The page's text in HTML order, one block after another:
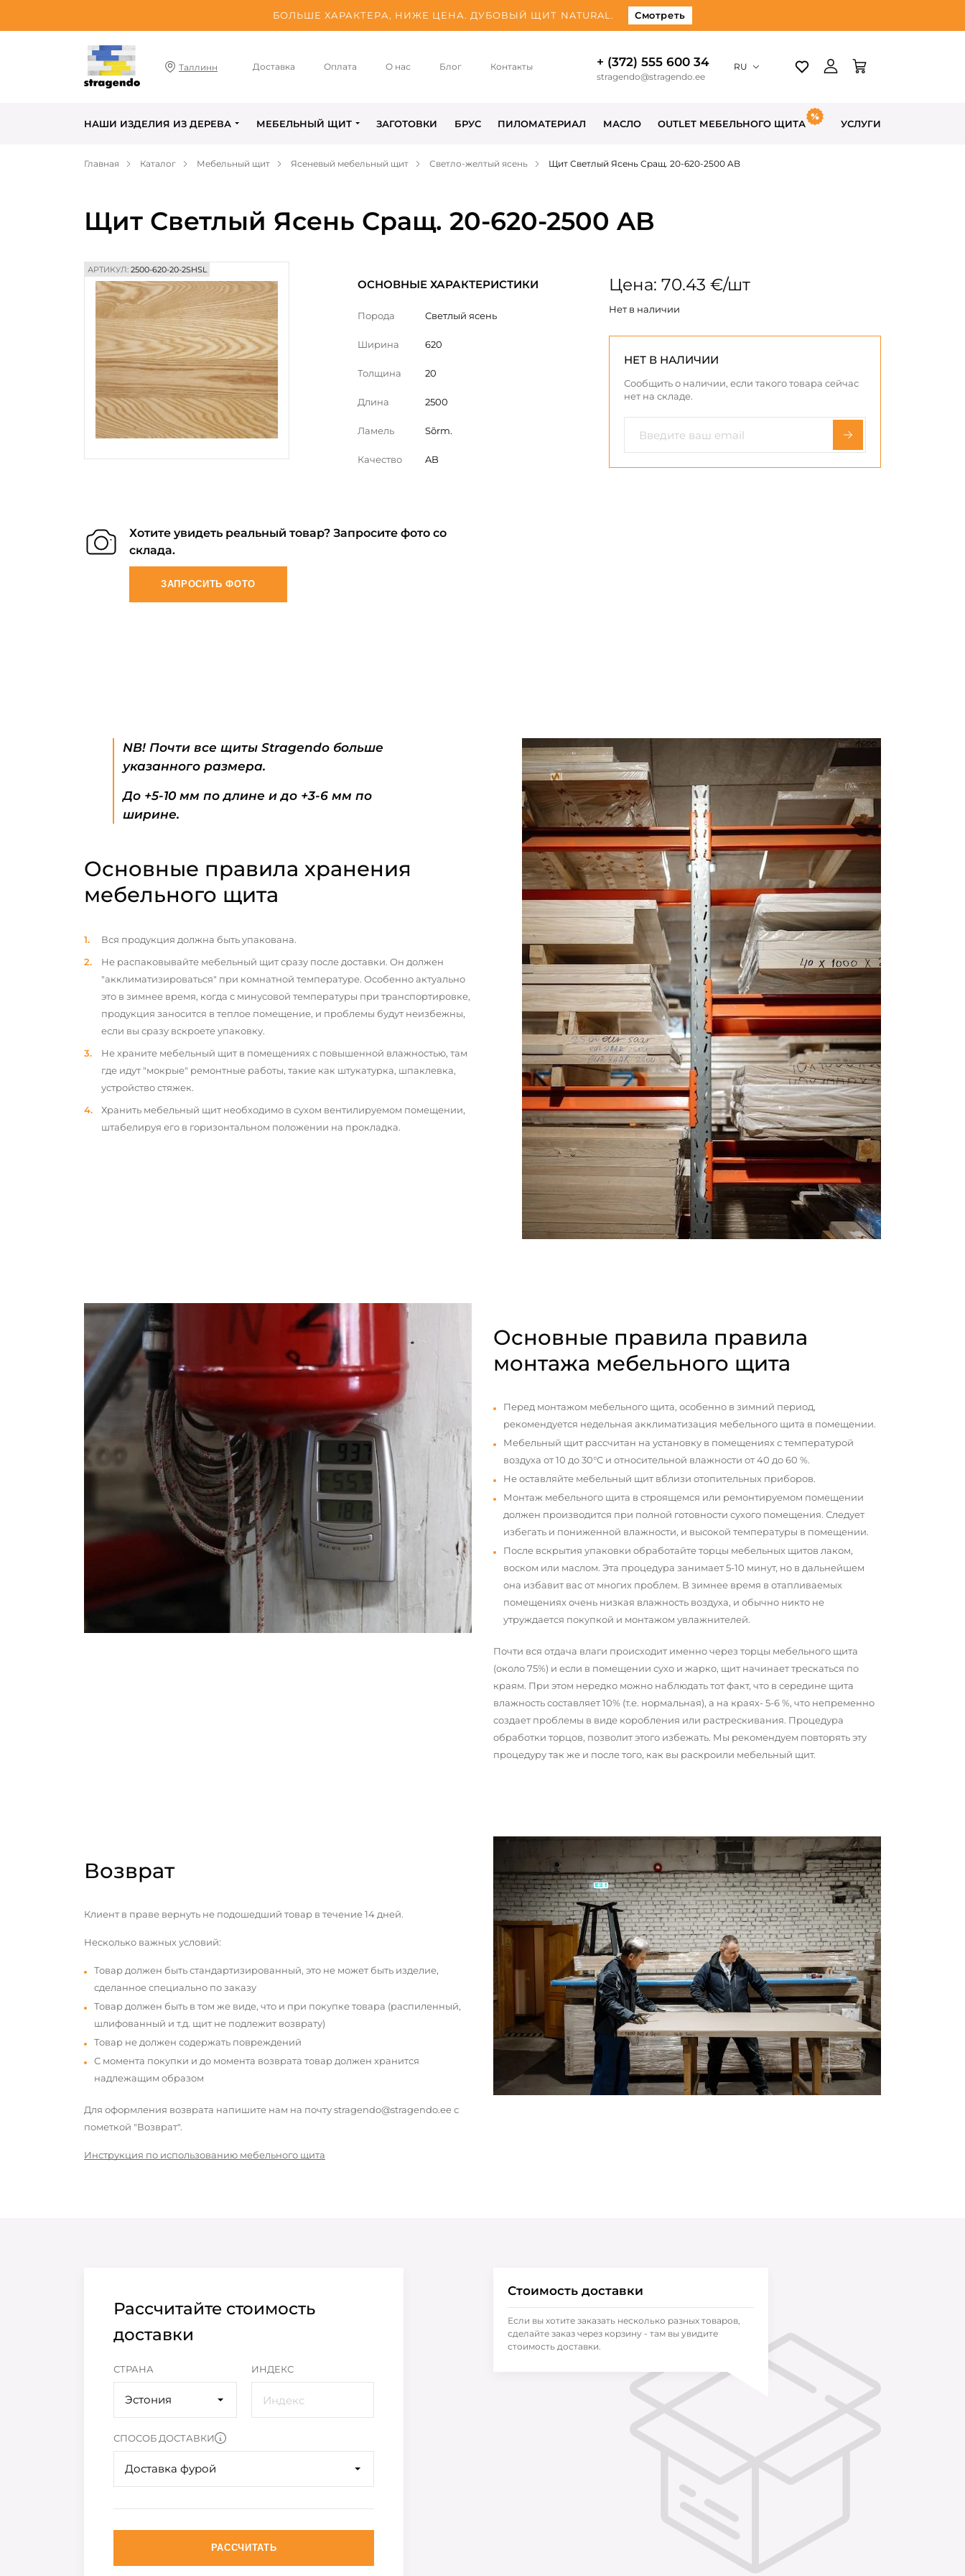
БОЛЬШЕ ХАРАКТЕРА, НИЖЕ ЦЕНА. ДУБОВЫЙ ЩИТ NATURAL. Смотреть
Таллинн Доставка Оплата О нас Блог Контакты + (372) 555 600 34
stragendo@stragendo.ee
RU
НАШИ ИЗДЕЛИЯ ИЗ ДЕРЕВА МЕБЕЛЬНЫЙ ЩИТ ЗАГОТОВКИ БРУС ПИЛОМАТЕРИАЛ МАСЛО OUTLET МЕБЕЛЬНОГО ЩИТА УСЛУГИ
Главная Каталог Мебельный щит Ясеневый мебельный щит Светло-желтый ясень Щит Светлый Ясень Сращ. 20-620-2500 AB
Щит Светлый Ясень Сращ. 20-620-2500 AB
АРТИКУЛ: 2500-620-20-2SHSL
ОСНОВНЫЕ ХАРАКТЕРИСТИКИ
Порода Светлый ясень
Ширина 620
Толщина 20
Длина 2500
Ламель Sõrm.
Качество AB
Цена: 70.43 €/шт
Нет в наличии
НЕТ В НАЛИЧИИ
Сообщить о наличии, если такого товара сейчас
нет на складе.
Хотите увидеть реальный товар? Запросите фото со
склада.
ЗАПРОСИТЬ ФОТО
NB! Почти все щиты Stragendo больше
указанного размера.
До +5-10 мм по длине и до +3-6 мм по
ширине.
Основные правила хранения
мебельного щита
Вся продукция должна быть упакована.
Не распаковывайте мебельный щит сразу после доставки. Он должен
"акклиматизироваться" при комнатной температуре. Особенно актуально
это в зимнее время, когда с минусовой температуры при транспортировке,
продукция заносится в теплое помещение, и проблемы будут неизбежны,
если вы сразу вскроете упаковку.
Не храните мебельный щит в помещениях с повышенной влажностью, там
где идут "мокрые" ремонтные работы, такие как штукатурка, шпаклевка,
устройство стяжек.
Хранить мебельный щит необходимо в сухом вентилируемом помещении,
штабелируя его в горизонтальном положении на прокладка.
Основные правила правила
монтажа мебельного щита
Перед монтажом мебельного щита, особенно в зимний период,
рекомендуется недельная акклиматизация мебельного щита в помещении.
Мебельный щит рассчитан на установку в помещениях с температурой
воздуха от 10 до 30°С и относительной влажности от 40 до 60 %.
Не оставляйте мебельный щит вблизи отопительных приборов.
Монтаж мебельного щита в строящемся или ремонтируемом помещении
должен производится при полной готовности сухого помещения. Следует
избегать и пониженной влажности, и высокой температуры в помещении.
После вскрытия упаковки обработайте торцы мебельных щитов лаком,
воском или маслом. Эта процедура занимает 5-10 минут, но в дальнейшем
она избавит вас от многих проблем. В зимнее время в отапливаемых
помещениях очень низкая влажность воздуха, и обычно никто не
утруждается покупкой и монтажом увлажнителей.
Почти вся отдача влаги происходит именно через торцы мебельного щита
(около 75%) и если в помещении сухо и жарко, щит начинает трескаться по
краям. При этом нередко можно наблюдать тот факт, что в середине щита
влажность составляет 10% (т.е. нормальная), а на краях- 5-6 %, что непременно
создает проблемы в виде коробления или растрескивания. Процедура
обработки торцов, позволит этого избежать. Мы рекомендуем повторять эту
процедуру так же и после того, как вы раскроили мебельный щит.
Возврат
Клиент в праве вернуть не подошедший товар в течение 14 дней.
Несколько важных условий:
Товар должен быть стандартизированный, это не может быть изделие,
сделанное специально по заказу
Товар должен быть в том же виде, что и при покупке товара (распиленный,
шлифованный и т.д. щит не подлежит возврату)
Товар не должен содержать повреждений
С момента покупки и до момента возврата товар должен хранится
надлежащим образом
Для оформления возврата напишите нам на почту stragendo@stragendo.ee с
пометкой "Возврат".
Инструкция по использованию мебельного щита
Рассчитайте стоимость
доставки
СТРАНА
Эстония
ИНДЕКС
СПОСОБ ДОСТАВКИ
Доставка фурой
РАССЧИТАТЬ
Стоимость доставки
Если вы хотите заказать несколько разных товаров,
сделайте заказ через корзину - там вы увидите
стоимость доставки.